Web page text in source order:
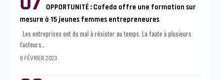
OPPORTUNITÉ : Cofeda offre une formation sur
mesure à 15 jeunes femmes entrepreneures
Les entreprises ont du mal à résister au temps. La faute à plusieurs
facteurs…
8 FÉVRIER 2023